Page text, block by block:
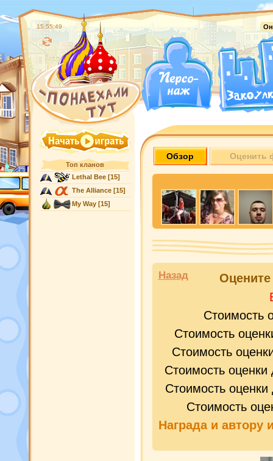
15:55:50
Топ кланов
Lethal Bee[15]
The Alliance[15]
My Way[15]
Обзор Оценить
Назад
Стоимость
Стоимость
Стоимость
Стоимость
Стоимость
Стоимость
Награда и автору